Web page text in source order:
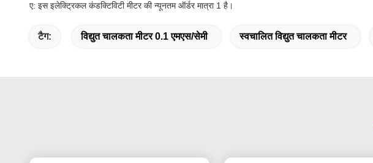
ए: इस इलेक्ट्रिकल कंडक्टिविटी मीटर की न्यूनतम ऑर्डर मात्रा 1 है।
टैग: विद्युत चालकता मीटर 0.1 एमएस/सेमी स्वचालित विद्युत चालकता मीटर